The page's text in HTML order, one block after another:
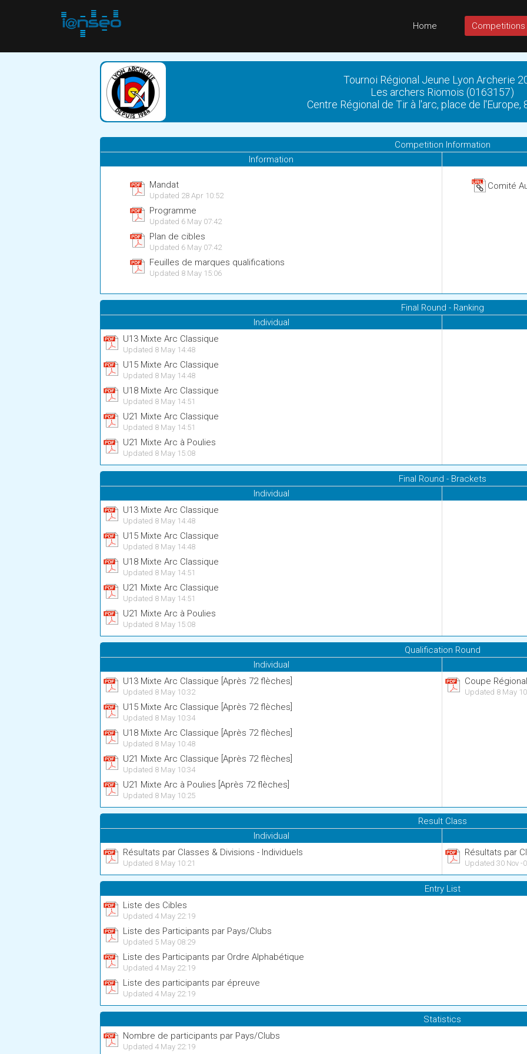
Home Competitions
Tournoi Régional Jeune Lyon Archerie
Les archers Riomois (0163157)
Centre Régional de Tir à l'arc, place de l'Europe,
Competition Information
Information
Mandat
Updated 28 Apr 10:52
Programme
Updated 6 May 07:42
Plan de cibles
Updated 6 May 07:42
Feuilles de marques qualifications
Updated 8 May 15:06
Comité
Final Round - Ranking
Individual
U13 Mixte Arc Classique
Updated 8 May 14:48
U15 Mixte Arc Classique
Updated 8 May 14:48
U18 Mixte Arc Classique
Updated 8 May 14:51
U21 Mixte Arc Classique
Updated 8 May 14:51
U21 Mixte Arc à Poulies
Updated 8 May 15:08
Final Round - Brackets
Individual
U13 Mixte Arc Classique
Updated 8 May 14:48
U15 Mixte Arc Classique
Updated 8 May 14:48
U18 Mixte Arc Classique
Updated 8 May 14:51
U21 Mixte Arc Classique
Updated 8 May 14:51
U21 Mixte Arc à Poulies
Updated 8 May 15:08
Qualification Round
Individual
U13 Mixte Arc Classique [Après 72 flèches]
Updated 8 May 10:32
U15 Mixte Arc Classique [Après 72 flèches]
Updated 8 May 10:34
U18 Mixte Arc Classique [Après 72 flèches]
Updated 8 May 10:48
U21 Mixte Arc Classique [Après 72 flèches]
Updated 8 May 10:34
U21 Mixte Arc à Poulies [Après 72 flèches]
Updated 8 May 10:25
Coupe
Updated 8 May
Result Class
Individual
Résultats par Classes & Divisions - Individuels
Updated 8 May 10:21
Résultats par
Updated 30 Nov -
Entry List
Liste des Cibles
Updated 4 May 22:19
Liste des Participants par Pays/Clubs
Updated 5 May 08:29
Liste des Participants par Ordre Alphabétique
Updated 4 May 22:19
Liste des participants par épreuve
Updated 4 May 22:19
Statistics
Nombre de participants par Pays/Clubs
Updated 4 May 22:19